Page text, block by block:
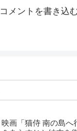
コメントを書き込
映画「猫侍 南の島へ